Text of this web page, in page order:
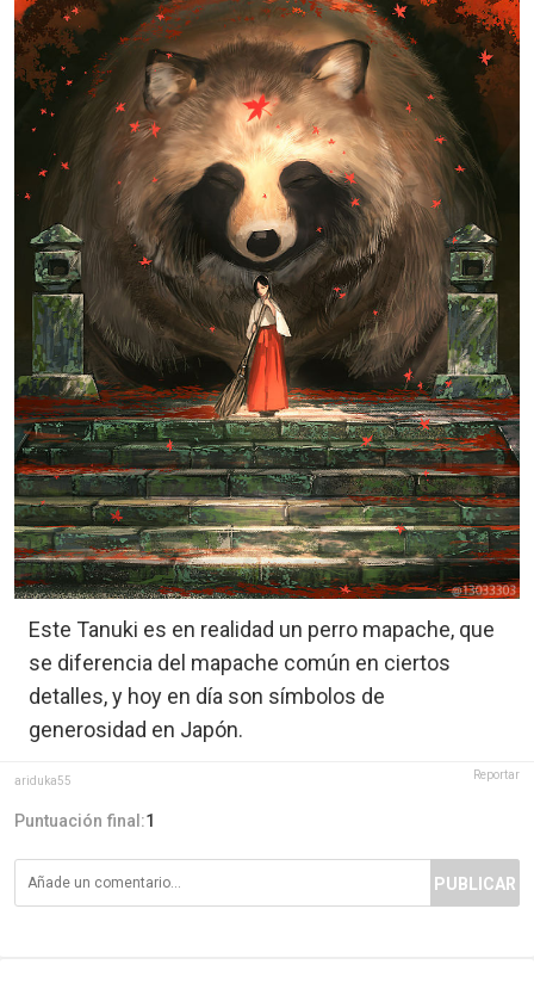
Este Tanuki es en realidad un perro mapache, que
se diferencia del mapache común en ciertos
detalles, y hoy en día son símbolos de
generosidad en Japón.
ariduka55 Reportar
Puntuación final:1
PUBLICAR